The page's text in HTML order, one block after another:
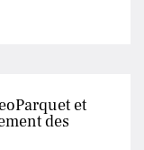
et
des